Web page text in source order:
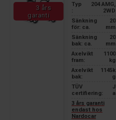
3 års
garanti
Typ
:
204 AMG,
2WD
Sänkning
för: ca.
20
mm
Sänkning
bak: ca.
20
mm
Axelvikt
fram:
1100
kg
Axelvikt
bak:
1145k
g
TÜV
certifiering:
J
a
3 års garanti
endast hos
Nardocar